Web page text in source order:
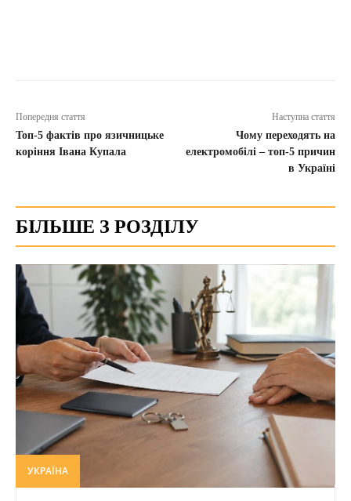
Попередня стаття
Топ-5 фактів про язичницьке
коріння Івана Купала
Наступна стаття
Чому переходять на
електромобілі – топ-5 причин
в Україні
БІЛЬШЕ З РОЗДІЛУ
УКРАЇНА